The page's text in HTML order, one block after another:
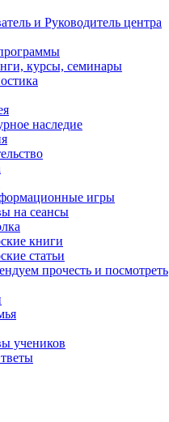
и Руководитель центра
курсы, семинары
наследие
игры
на сеансы
книги
статьи
прочесть и посмотреть
учеников